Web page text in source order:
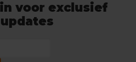
voor exclusief